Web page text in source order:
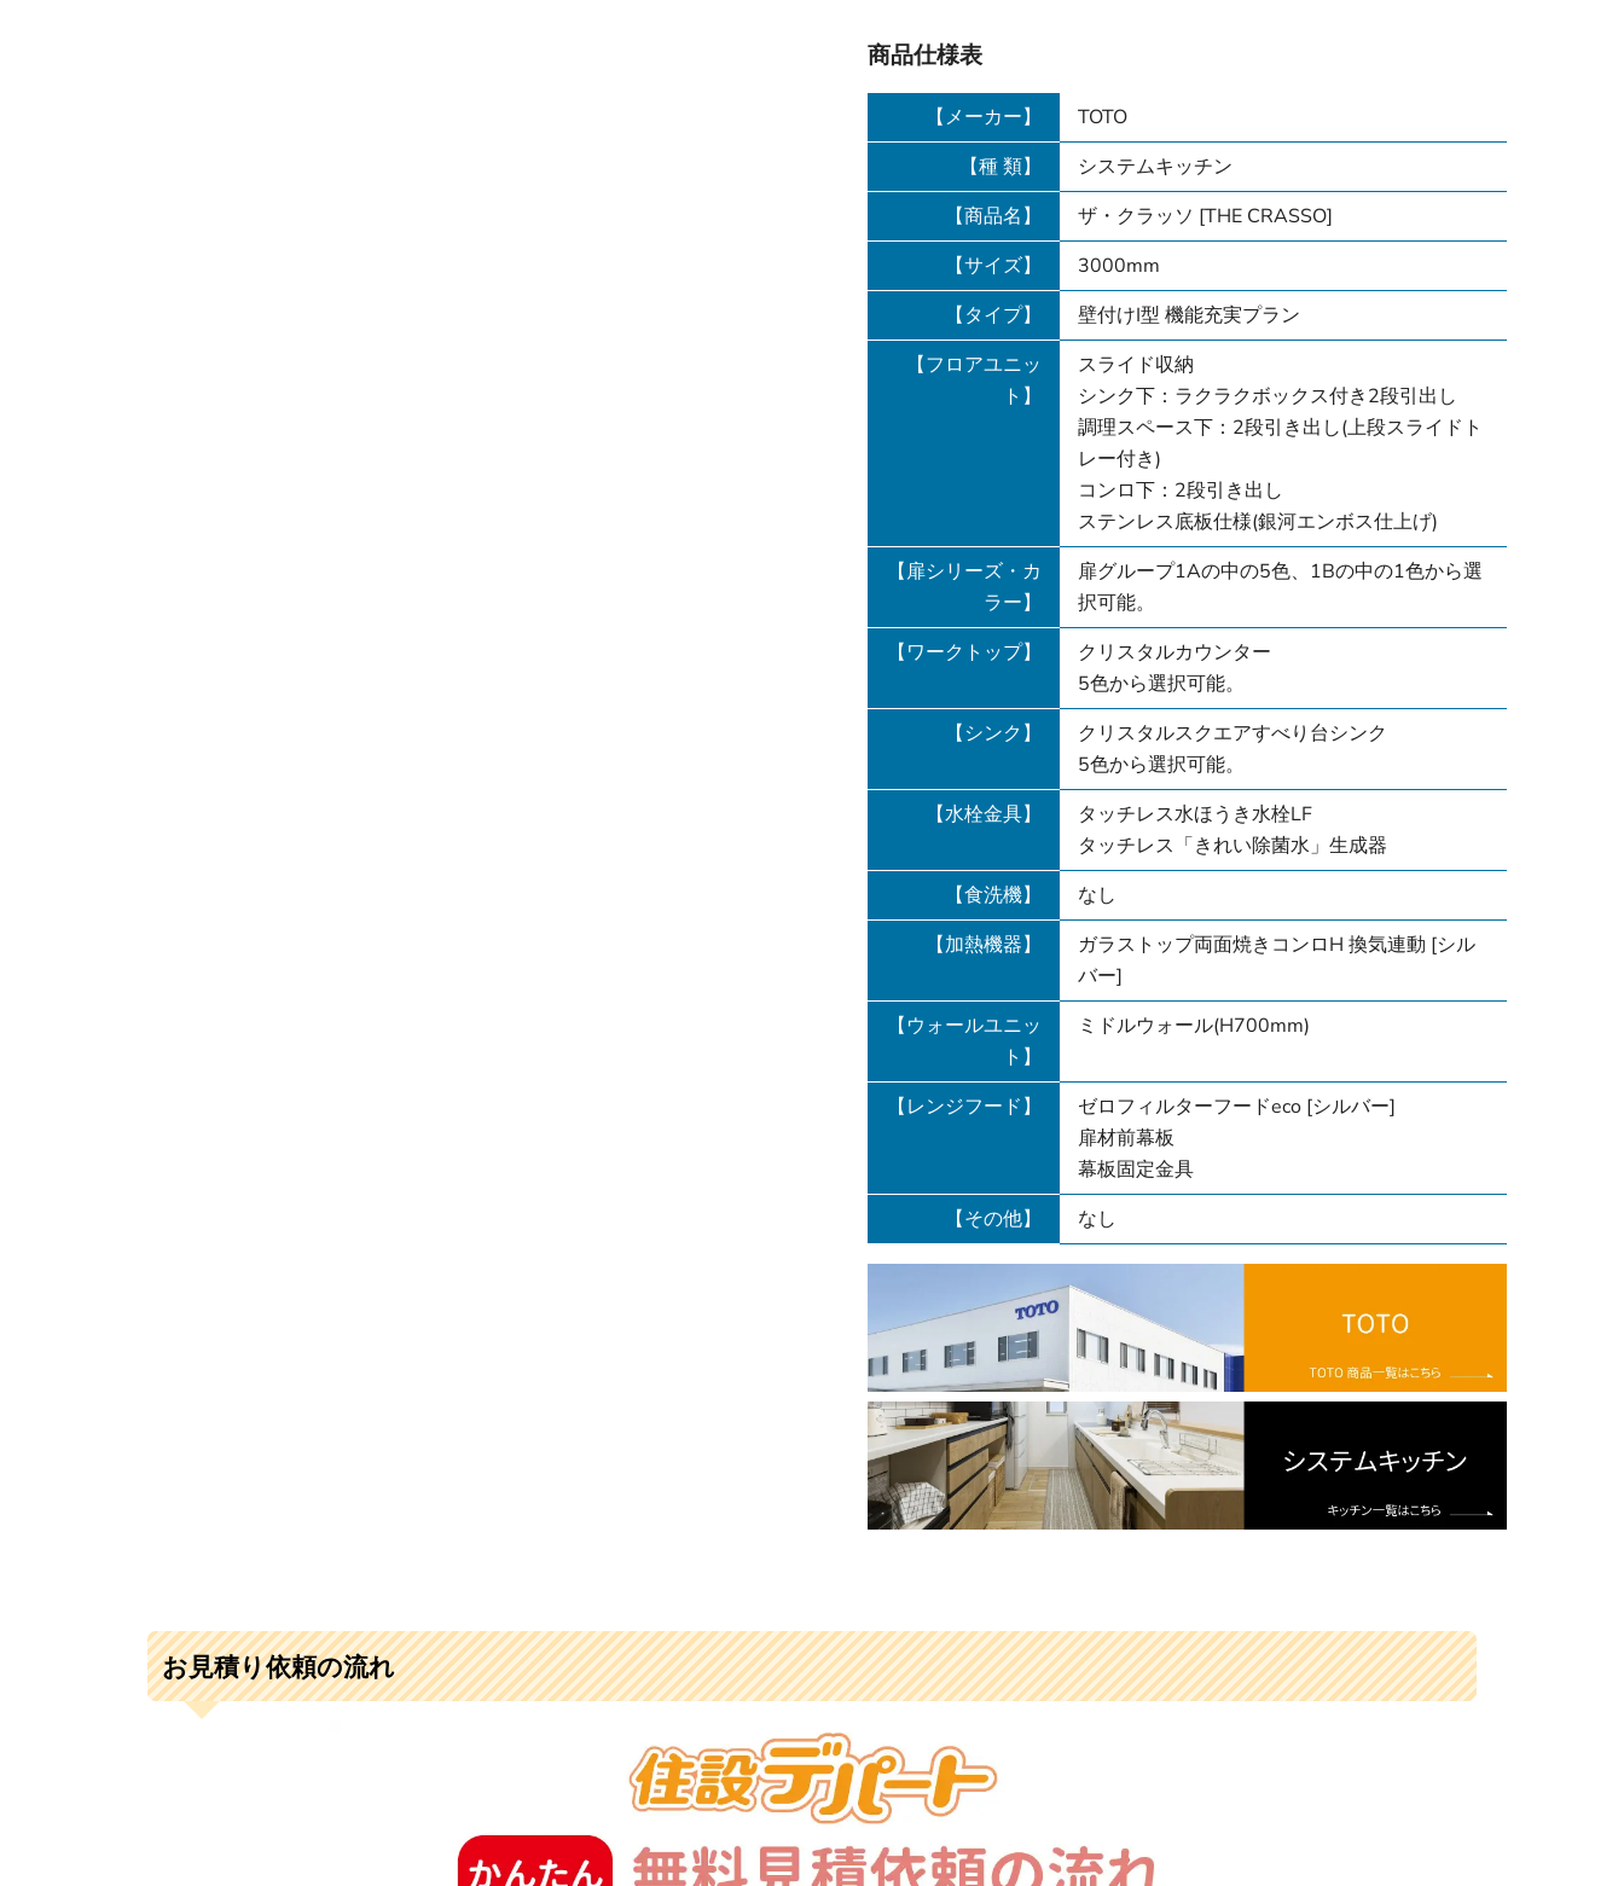
商品仕様表
【メーカー】
TOTO
【種 類】
システムキッチン
【商品名】
ザ・クラッソ [THE CRASSO]
【サイズ】
3000mm
【タイプ】
壁付けI型 機能充実プラン
【フロアユニッ
ト】
スライド収納
シンク下：ラクラクボックス付き2段引出し
調理スペース下：2段引き出し(上段スライドト
レー付き)
コンロ下：2段引き出し
ステンレス底板仕様(銀河エンボス仕上げ)
【扉シリーズ・カ
ラー】
扉グループ1Aの中の5色、1Bの中の1色から選
択可能。
【ワークトップ】
クリスタルカウンター
5色から選択可能。
【シンク】
クリスタルスクエアすべり台シンク
5色から選択可能。
【水栓金具】
タッチレス水ほうき水栓LF
タッチレス「きれい除菌水」生成器
【食洗機】
なし
【加熱機器】
ガラストップ両面焼きコンロH 換気連動 [シル
バー]
【ウォールユニッ
ト】
ミドルウォール(H700mm)
【レンジフード】
ゼロフィルターフードeco [シルバー]
扉材前幕板
幕板固定金具
【その他】
なし
お見積り依頼の流れ